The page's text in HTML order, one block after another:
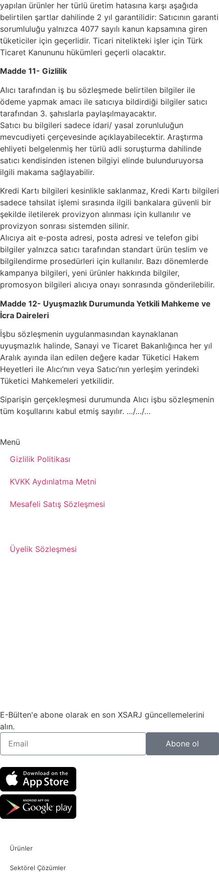
yapılan ürünler her türlü üretim hatasına karşı aşağıda
belirtilen şartlar dahilinde 2 yıl garantilidir: Satıcının garanti
sorumluluğu yalnızca 4077 sayılı kanun kapsamına giren
tüketiciler için geçerlidir. Ticari nitelikteki işler için Türk
Ticaret Kanununu hükümleri geçerli olacaktır.
Madde 11- Gizlilik
Alıcı tarafından iş bu sözleşmede belirtilen bilgiler ile
ödeme yapmak amacı ile satıcıya bildirdiği bilgiler satıcı
tarafından 3. şahıslarla paylaşılmayacaktır.
Satıcı bu bilgileri sadece idari/ yasal zorunluluğun
mevcudiyeti çerçevesinde açıklayabilecektir. Araştırma
ehliyeti belgelenmiş her türlü adli soruşturma dahilinde
satıcı kendisinden istenen bilgiyi elinde bulunduruyorsa
ilgili makama sağlayabilir.
Kredi Kartı bilgileri kesinlikle saklanmaz, Kredi Kartı bilgileri
sadece tahsilat işlemi sırasında ilgili bankalara güvenli bir
şekilde iletilerek provizyon alınması için kullanılır ve
provizyon sonrası sistemden silinir.
Alıcıya ait e-posta adresi, posta adresi ve telefon gibi
bilgiler yalnızca satıcı tarafından standart ürün teslim ve
bilgilendirme prosedürleri için kullanılır. Bazı dönemlerde
kampanya bilgileri, yeni ürünler hakkında bilgiler,
promosyon bilgileri alıcıya onayı sonrasında gönderilebilir.
Madde 12- Uyuşmazlık Durumunda Yetkili Mahkeme ve
İcra Daireleri
İşbu sözleşmenin uygulanmasından kaynaklanan
uyuşmazlık halinde, Sanayi ve Ticaret Bakanlığınca her yıl
Aralık ayında ilan edilen değere kadar Tüketici Hakem
Heyetleri ile Alıcı’nın veya Satıcı’nın yerleşim yerindeki
Tüketici Mahkemeleri yetkilidir.
Siparişin gerçekleşmesi durumunda Alıcı işbu sözleşmenin
tüm koşullarını kabul etmiş sayılır. …/…/…
Menü
Gizlilik Politikası
KVKK Aydınlatma Metni
Mesafeli Satış Sözleşmesi
Üyelik Sözleşmesi
E-Bülten'e abone olarak en son XSARJ güncellemelerini
alın.
Abone ol
Ürünler
Sektörel Çözümler